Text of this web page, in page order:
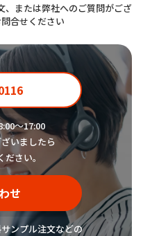
、または弊社へのご質問がござ
合せください
〜17:00
いましたら
さい。
せ
ンプル注文などの